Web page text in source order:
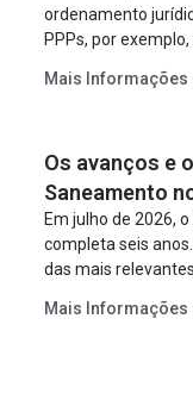
ordenamento
PPPs, por
empreendimento.
projeto a projeto.
Mais Informações
Os avanços e
Saneamento
Em julho de 2026,
completa seis
das mais
serviços, ampliar a
Mais Informações